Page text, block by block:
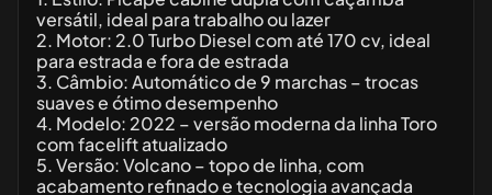
versátil, ideal para trabalho ou lazer
2. Motor: 2.0 Turbo Diesel com até 170 cv, ideal
para estrada e fora de estrada
3. Câmbio: Automático de 9 marchas – trocas
suaves e ótimo desempenho
4. Modelo: 2022 – versão moderna da linha Toro
com facelift atualizado
5. Versão: Volcano – topo de linha, com
acabamento refinado e tecnologia avançada